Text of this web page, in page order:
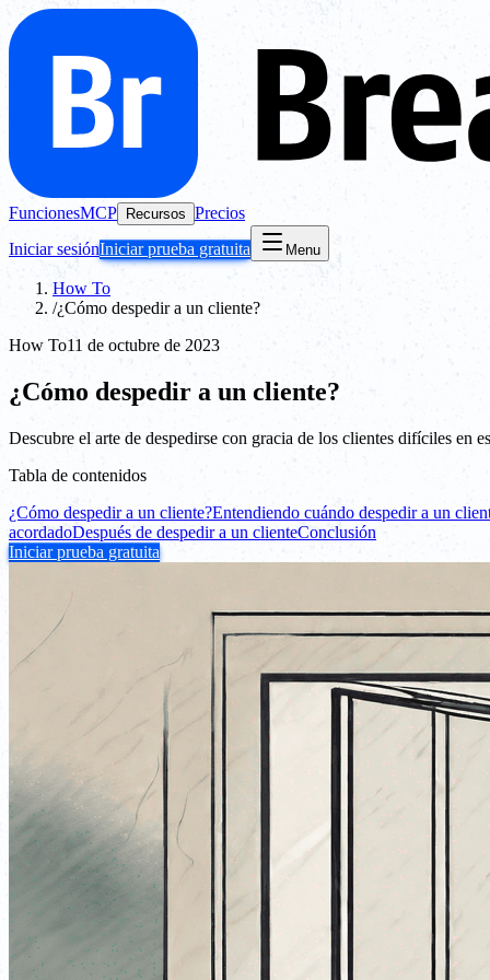
FuncionesMCP Recursos Precios
Iniciar sesiónIniciar prueba gratuita Menu
How To
/¿Cómo despedir a un cliente?
How To11 de octubre de 2023
¿Cómo despedir a un cliente?
Descubre el arte de despedirse con gracia de los clientes difíciles en
Tabla de contenidos
¿Cómo despedir a un cliente?Entendiendo cuándo despedir a un
acordadoDespués de despedir a un clienteConclusión
Iniciar prueba gratuita